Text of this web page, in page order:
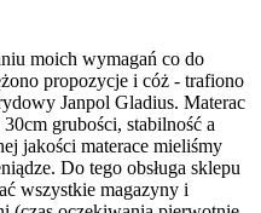
moich wymagań co do
propozycje i cóż - trafiono
Janpol Gladius. Materac
grubości, stabilność a
jakości materace mieliśmy
Do tego obsługa sklepu
wszystkie magazyny i